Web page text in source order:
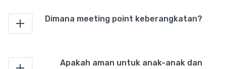
Dimana meeting point keberangkatan?
Apakah aman untuk anak-anak dan